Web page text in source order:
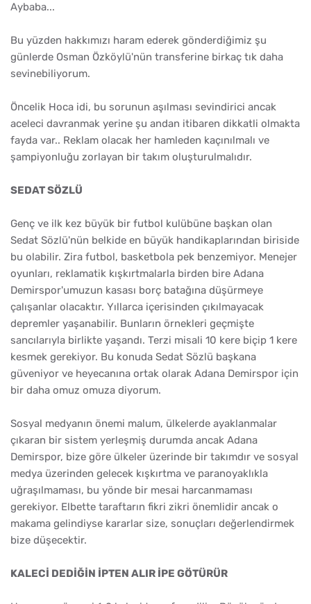
Aybaba...
Bu yüzden hakkımızı haram ederek gönderdiğimiz şu
günlerde Osman Özköylü'nün transferine birkaç tık daha
sevinebiliyorum.
Öncelik Hoca idi, bu sorunun aşılması sevindirici ancak
aceleci davranmak yerine şu andan itibaren dikkatli olmakta
fayda var.. Reklam olacak her hamleden kaçınılmalı ve
şampiyonluğu zorlayan bir takım oluşturulmalıdır.
SEDAT SÖZLÜ
Genç ve ilk kez büyük bir futbol kulübüne başkan olan
Sedat Sözlü'nün belkide en büyük handikaplarından biriside
bu olabilir. Zira futbol, basketbola pek benzemiyor. Menejer
oyunları, reklamatik kışkırtmalarla birden bire Adana
Demirspor'umuzun kasası borç batağına düşürmeye
çalışanlar olacaktır. Yıllarca içerisinden çıkılmayacak
depremler yaşanabilir. Bunların örnekleri geçmişte
sancılarıyla birlikte yaşandı. Terzi misali 10 kere biçip 1 kere
kesmek gerekiyor. Bu konuda Sedat Sözlü başkana
güveniyor ve heyecanına ortak olarak Adana Demirspor için
bir daha omuz omuza diyorum.
Sosyal medyanın önemi malum, ülkelerde ayaklanmalar
çıkaran bir sistem yerleşmiş durumda ancak Adana
Demirspor, bize göre ülkeler üzerinde bir takımdır ve sosyal
medya üzerinden gelecek kışkırtma ve paranoyaklıkla
uğraşılmaması, bu yönde bir mesai harcanmaması
gerekiyor. Elbette taraftarın fikri zikri önemlidir ancak o
makama gelindiyse kararlar size, sonuçları değerlendirmek
bize düşecektir.
KALECİ DEDİĞİN İPTEN ALIR İPE GÖTÜRÜR